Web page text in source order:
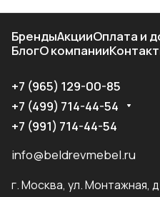
БрендыАкцииОплата и
БлогО компании
+7 (965) 129-00-85
+7 (499) 714-44-54
+7 (991) 714-44-54
info@beldrevmebel.ru
г. Москва, ул. Монтажная,